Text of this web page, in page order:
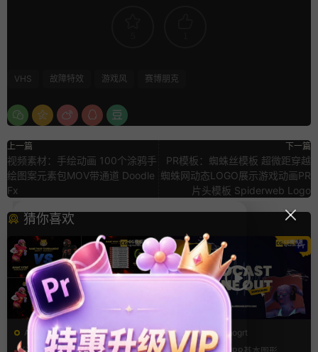
VHS 故障特效 游戏风 赛博朋克
上一篇
视频素材：手绘动画 100个涂鸦手
绘图案元素包MOV带通道 Doodle
Fx
下一篇
PR模板：蜘蛛丝模板 超微距穿越
蜘蛛网动态LOGO展示游戏动画PR
片头模板 Spiderweb Logo
猜你喜欢
AE模板
PR基本图形mogrt